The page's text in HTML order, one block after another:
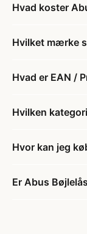
Hvad koster
Hvilket mærke
Hvad er EAN /
Hvilken
Hvor kan jeg
Er Abus